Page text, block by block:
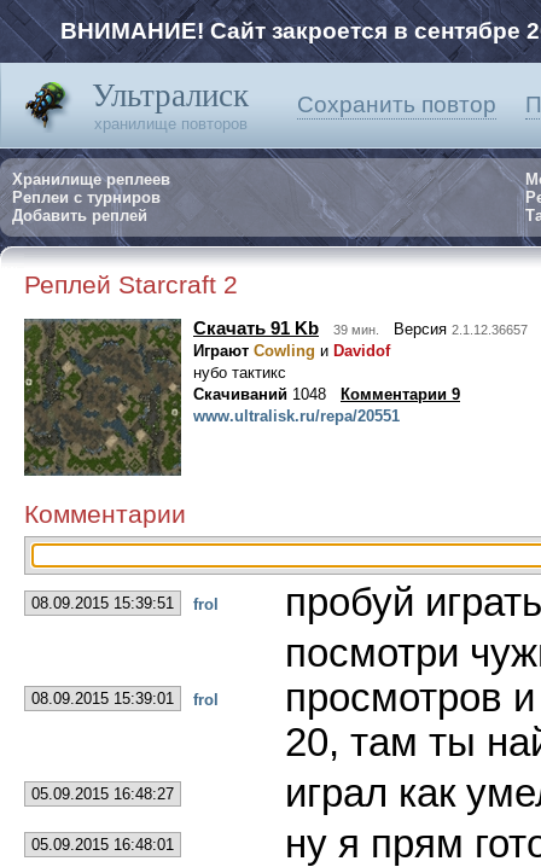
ВНИМАНИЕ! Сайт закроется в сентябре
Ультралиск
хранилище повторов
Сохранить повтор
Хранилище реплеев
Реплеи с турниров
Добавить реплей
Реплей Starcraft 2
Скачать 91 Kb 39 мин. Версия 2.1.12.36657
Играют Cowling и Davidof
нубо тактикс
Скачиваний 1048
Комментарии 9
www.ultralisk.ru/repa/20551
Комментарии
08.09.2015 15:39:51 frol пробуй
08.09.2015 15:39:01 frol
посмотри
просмотров
20, там ты
05.09.2015 16:48:27 играл как
05.09.2015 16:48:01 ну я прям